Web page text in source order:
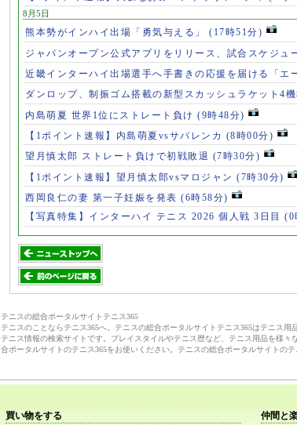
8月5日
熊本勢がインハイ出場「勇気与える」 (17時51分)
ジャパンオープン公式アプリをリリース、試合スケジュ
近畿インターハイ出場選手へ手書きの応援を届ける「エ
ダンロップ、制振ゴム搭載の新型スカッシュラケット4
内島萌夏 世界1位にストレート負け (9時48分)
【1ポイント速報】内島萌夏vsサバレンカ (8時00分)
望月慎太郎 ストレート負けで初戦敗退 (7時30分)
【1ポイント速報】望月慎太郎vsマロジャン (7時30分)
西岡良仁の妻 第一子妊娠を発表 (6時58分)
【写真特集】インターハイ テニス 2026 個人戦 3日目 (0
テニスの総合ポータルサイトテニス365
テニスのことならテニス365へ。テニスの総合ポータルサイトテニス365はテニス
テニス情報の検索サイトです。プレイスタイルやテニス歴など、テニス用品を様
合ポータルサイトのテニス365をお使いください。テニスの総合ポータルサイトの
買い物をする 仲間と